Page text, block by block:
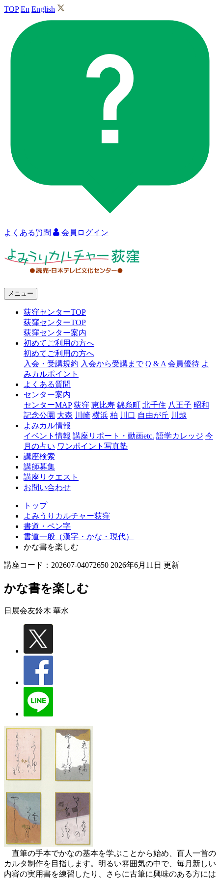
TOP En English
よくある質問 会員ログイン
ャ
窪
メニュー
荻窪センターTOP
荻窪センターTOP
荻窪センター案内
初めてご利用の方へ
初めてご利用の方へ
入会・受講規約 入会から受講まで Q & A 会員優待 よ
みカルポイント
よくある質問
センター案内
センターMAP 荻窪 恵比寿 錦糸町 北千住 八王子 昭和
記念公園 大森 川崎 横浜 柏 川口 自由が丘 川越
よみカル情報
イベント情報 講座リポート・動画etc. 語学カレッジ 今
月の占い ワンポイント写真塾
講座検索
講師募集
講座リクエスト
お問い合わせ
トップ
よみうりカルチャー荻窪
書道・ペン字
書道一般（漢字・かな・現代）
かな書を楽しむ
講座コード：202607-04072650 2026年6月11日 更新
かな書を楽しむ
日展会友鈴木 華水
直筆の手本でかなの基本を学ぶことから始め、百人一首の
カルタ制作を目指します。明るい雰囲気の中で、毎月新しい
内容の実用書を練習したり、さらに古筆に興味のある方には